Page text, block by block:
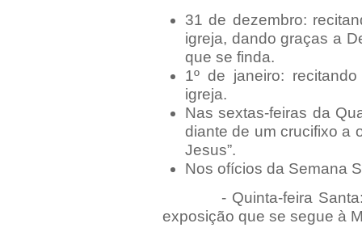
31 de dezembro:
igreja, dando graças a
que se finda.
1º de janeiro:
igreja.
Nas sextas-feiras da
diante de um crucifixo a
Jesus”.
Nos ofícios da Semana
- Quinta-feira Santa:
exposição que se segue à